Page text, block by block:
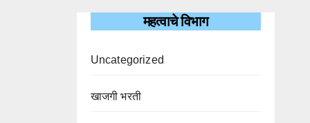
महत्वाचे विभाग
Uncategorized
खाजगी भरती